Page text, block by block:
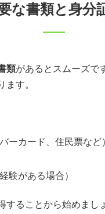
な書類と身分
類があるとスムーズで
ます。
ーカード、住民票など
験がある場合）
することから始めまし